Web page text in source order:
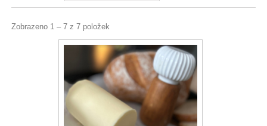
Zobrazeno 1 – 7 z 7 položek